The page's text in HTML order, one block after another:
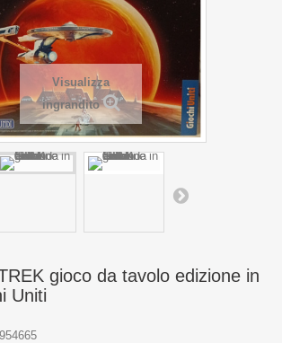
Visualizza
ingrandito
gioco da tavolo edizione in
Uniti